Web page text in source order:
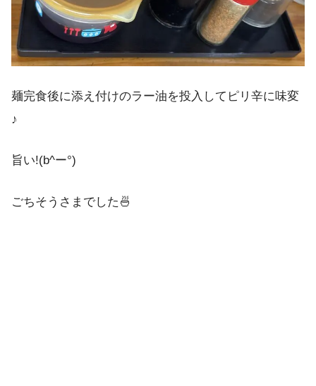
麺完食後に添え付けのラー油を投入してピリ辛に味変
♪
旨い!(b^ー°)
ごちそうさまでした🍜